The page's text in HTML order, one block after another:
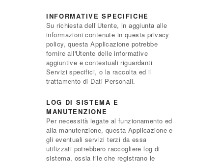
INFORMATIVE SPECIFICHE
Su richiesta dell’Utente, in aggiunta alle
informazioni contenute in questa privacy
policy, questa Applicazione potrebbe
fornire all'Utente delle informative
aggiuntive e contestuali riguardanti
Servizi specifici, o la raccolta ed il
trattamento di Dati Personali.
LOG DI SISTEMA E
MANUTENZIONE
Per necessità legate al funzionamento ed
alla manutenzione, questa Applicazione e
gli eventuali servizi terzi da essa
utilizzati potrebbero raccogliere log di
sistema, ossia file che registrano le